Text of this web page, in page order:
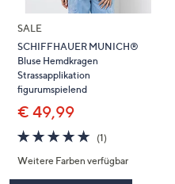
SALE
SCHIFFHAUER MUNICH®
Bluse Hemdkragen
Strassapplikation
figurumspielend
€ 49,99
5.0
von
5
(1)1
Weitere Farben verfügbar